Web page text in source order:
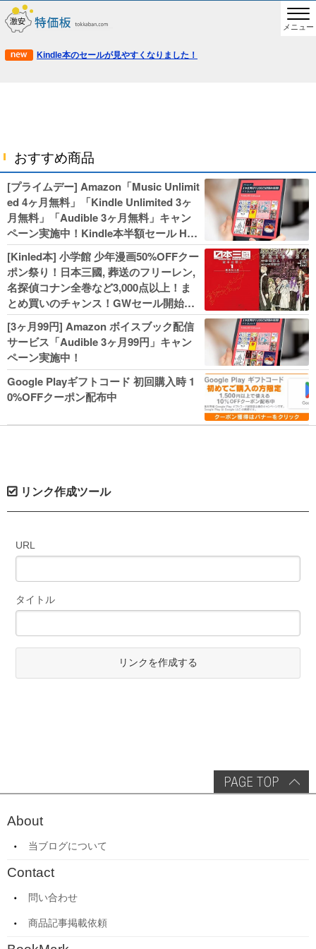
メニュー
Kindle本のセールが見やすくなりました！
おすすめ商品
[プライムデー] Amazon「Music Unlimit
ed 4ヶ月無料」「Kindle Unlimited 3ヶ
月無料」「Audible 3ヶ月無料」キャン
ペーン実施中！Kindle本半額セール HU
NTER×HUNTERなど集英社、無職転生,
幼女戦記などKADOKAWA、キャプテン
翼100円セールも！
[Kinled本] 小学館 少年漫画50%OFFクー
ポン祭り！日本三國, 葬送のフリーレン,
名探偵コナン全巻など3,000点以上！ま
とめ買いのチャンス！GWセール開始！
人気コミック多数 カドカワ祭やIT関連本
がセールに！
[3ヶ月99円] Amazon ボイスブック配信
サービス「Audible 3ヶ月99円」キャン
ペーン実施中！
Google Playギフトコード 初回購入時 1
0%OFFクーポン配布中
リンク作成ツール
URL
タイトル
リンクを作成する
About
当ブログについて
Contact
問い合わせ
商品記事掲載依頼